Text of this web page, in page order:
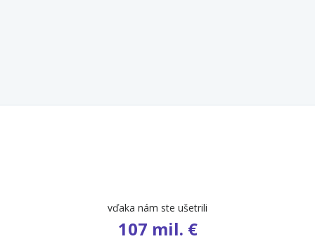
počet ponúk
9 658